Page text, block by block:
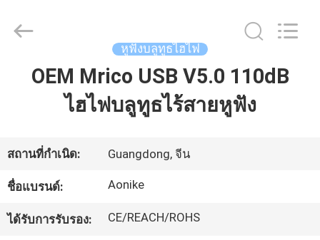
บ้าน
เกี่ยว
กับ
2025
หูฟังบลูทูธไฮไฟ
OEM Mrico USB V5.0 110dB
ไฮไฟบลูทูธไร้สายหูฟัง
สถานที่กำเนิด: Guangdong, จีน
ชื่อแบรนด์: Aonike
ได้รับการรับรอง: CE/REACH/ROHS